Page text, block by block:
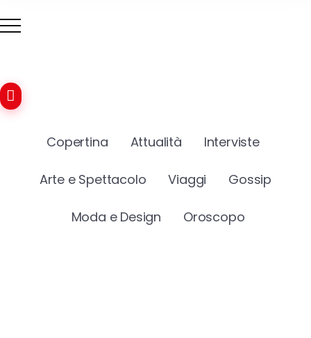
Copertina Attualità Interviste
Arte e Spettacolo Viaggi Gossip
Moda e Design Oroscopo